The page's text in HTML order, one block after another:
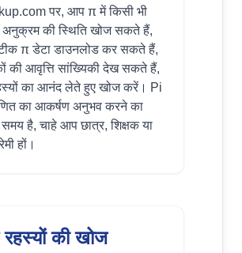
पर, आप π में किसी भी
की स्थिति खोज सकते हैं,
π डेटा डाउनलोड कर सकते हैं,
की आवृत्ति सांख्यिकी देख सकते हैं,
का आनंद लेते हुए खोज करें। Pi
का आकर्षण अनुभव करने का
समय है, चाहे आप छात्र, शिक्षक या
हों।
की खोज